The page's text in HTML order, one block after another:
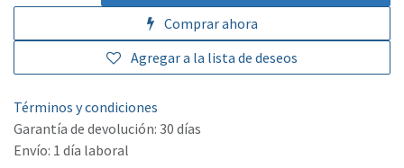
Comprar ahora
Agregar a la lista de deseos
Términos y condiciones
Garantía de devolución: 30 días
Envío: 1 día laboral